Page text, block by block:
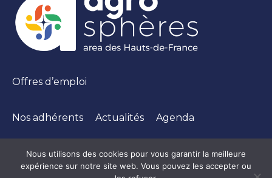
Offres d’emploi
Nos adhérents Actualités Agenda
Nous utilisons des cookies pour vous garantir la meilleure
expérience sur notre site web. Vous pouvez les accepter ou